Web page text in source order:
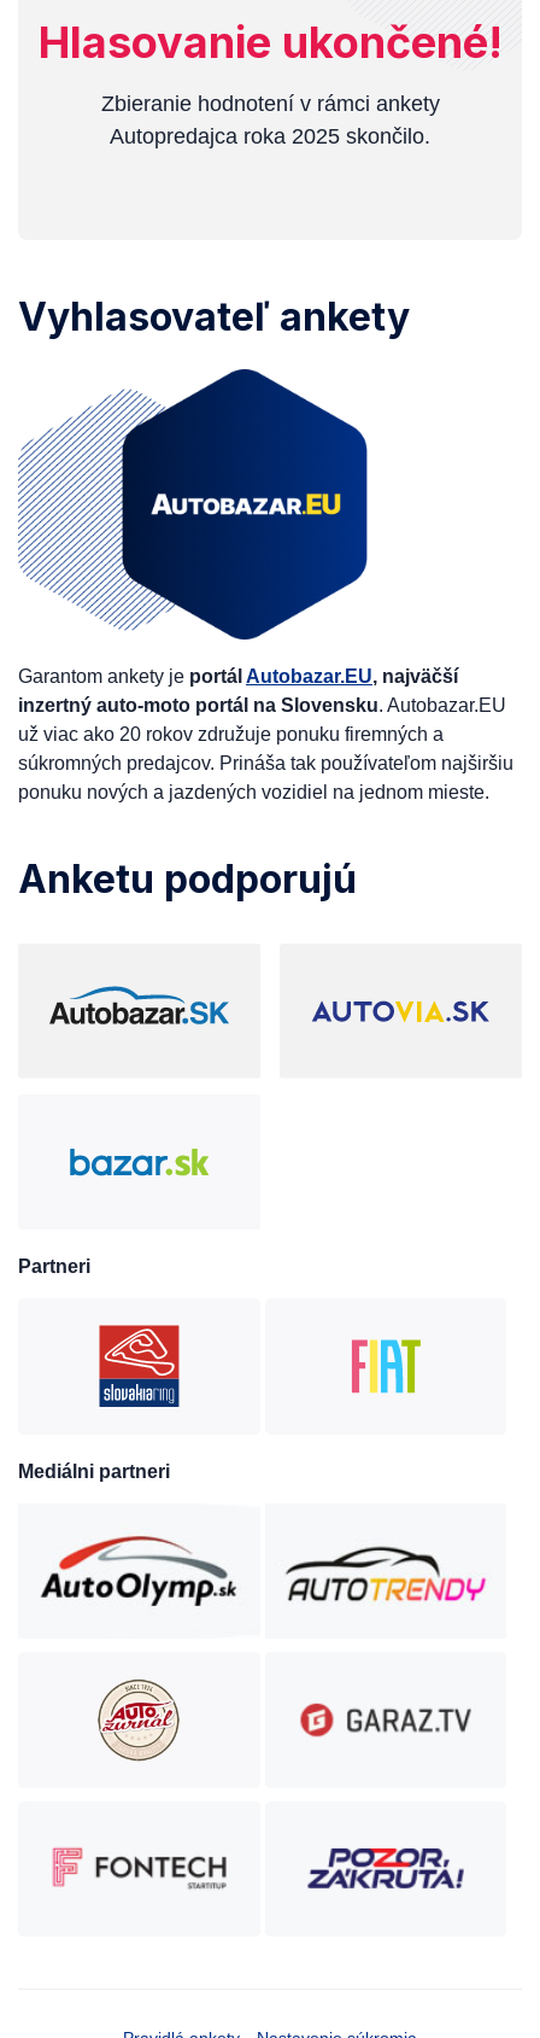
Hlasovanie ukončené!
Zbieranie hodnotení v rámci ankety
Autopredajca roka 2025 skončilo.
Vyhlasovateľ ankety
Garantom ankety je portál Autobazar.EU, najväčší
inzertný auto-moto portál na Slovensku. Autobazar.EU
už viac ako 20 rokov združuje ponuku firemných a
súkromných predajcov. Prináša tak používateľom najširšiu
ponuku nových a jazdených vozidiel na jednom mieste.
Anketu podporujú
Partneri
Mediálni partneri